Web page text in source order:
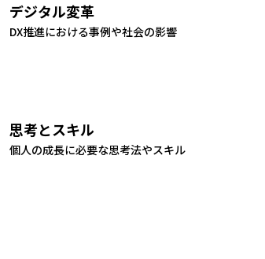
デジタル変革
DX推進における事例や社会の影響
思考とスキル
個人の成長に必要な思考法やスキル